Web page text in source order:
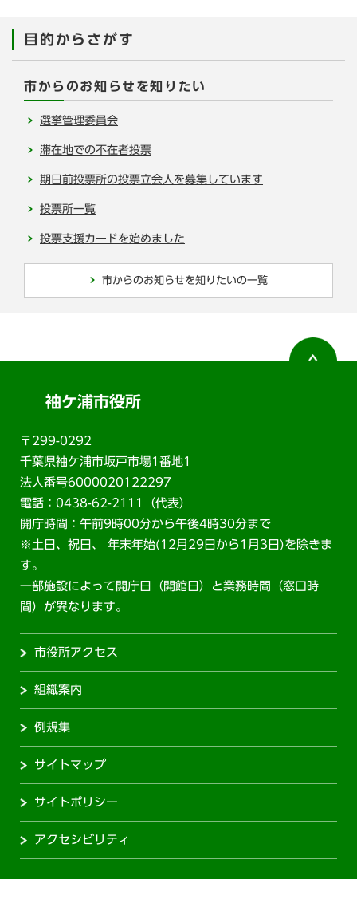
目的からさがす
市からのお知らせを知りたい
選挙管理委員会
滞在地での不在者投票
期日前投票所の投票立会人を募集しています
投票所一覧
投票支援カードを始めました
市からのお知らせを知りたいの一覧
袖ケ浦市役所
〒299-0292
千葉県袖ケ浦市坂戸市場1番地1
法人番号6000020122297
電話：0438-62-2111（代表）
開庁時間：午前9時00分から午後4時30分まで
※土日、祝日、 年末年始(12月29日から1月3日)を除きま
す。
一部施設によって開庁日（開館日）と業務時間（窓口時
間）が異なります。
市役所アクセス
組織案内
例規集
サイトマップ
サイトポリシー
アクセシビリティ